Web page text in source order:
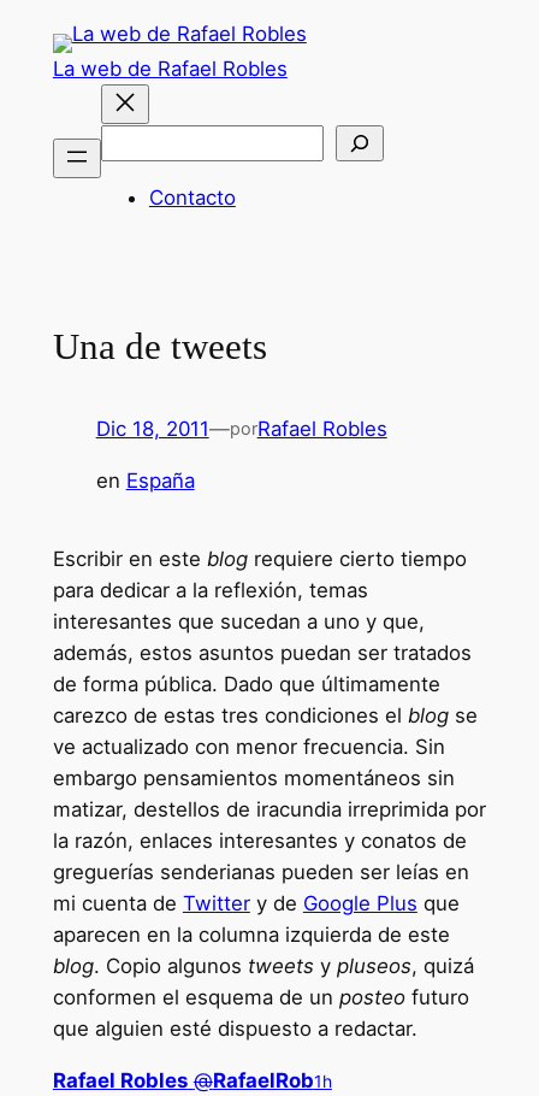
contenido
La web de Rafael Robles
Buscar
Contacto
Una de tweets
Dic 18, 2011—porRafael Robles
en España
Escribir en este blogrequiere cierto tiempo
para dedicar a la reflexión, temas
interesantes que sucedan a uno y que,
además, estos asuntos puedan ser tratados
de forma pública. Dado que últimamente
carezco de estas tres condiciones el blogse
ve actualizado con menor frecuencia. Sin
embargo pensamientos momentáneos sin
matizar, destellos de iracundia irreprimida por
la razón, enlaces interesantes y conatos de
greguerías senderianas pueden ser leías en
mi cuenta de Twittery de Google Plus que
aparecen en la columna izquierda de este
blog. Copio algunos tweets ypluseos, quizá
conformen el esquema de un posteofuturo
que alguien esté dispuesto a redactar.
Rafael Robles @RafaelRob1h